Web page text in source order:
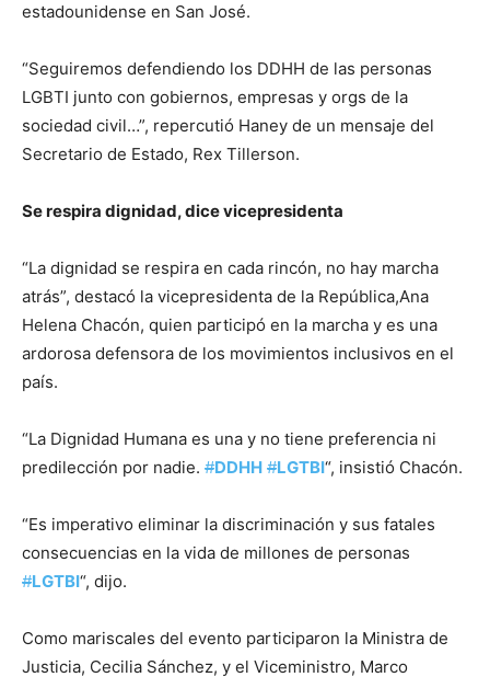
estadounidense en San José.
“Seguiremos defendiendo los DDHH de las personas
LGBTI junto con gobiernos, empresas y orgs de la
sociedad civil…”, repercutió Haney de un mensaje del
Secretario de Estado, Rex Tillerson.
Se respira dignidad, dice vicepresidenta
“La dignidad se respira en cada rincón, no hay marcha
atrás”, destacó la vicepresidenta de la República,Ana
Helena Chacón, quien participó en la marcha y es una
ardorosa defensora de los movimientos inclusivos en el
país.
“La Dignidad Humana es una y no tiene preferencia ni
predilección por nadie. #DDHH #LGTBI“, insistió Chacón.
“Es imperativo eliminar la discriminación y sus fatales
consecuencias en la vida de millones de personas
#LGTBI“, dijo.
Como mariscales del evento participaron la Ministra de
Justicia, Cecilia Sánchez, y el Viceministro, Marco